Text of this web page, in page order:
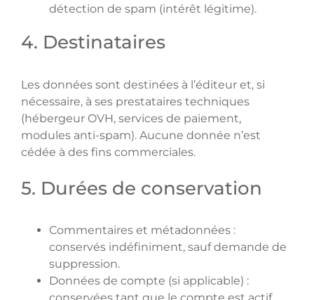
détection de spam (intérêt légitime).
4. Destinataires
Les données sont destinées à l’éditeur et, si
nécessaire, à ses prestataires techniques
(hébergeur OVH, services de paiement,
modules anti-spam). Aucune donnée n’est
cédée à des fins commerciales.
5. Durées de conservation
Commentaires et métadonnées :
conservés indéfiniment, sauf demande de
suppression.
Données de compte (si applicable) :